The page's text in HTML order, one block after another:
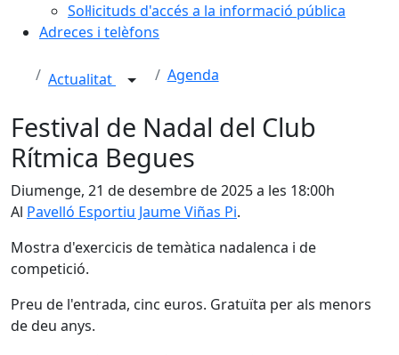
Sol·licituds d'accés a la informació pública
Adreces i telèfons
Actualitat Agenda
Festival de Nadal del Club
Rítmica Begues
Diumenge, 21 de desembre de 2025 a les 18:00h
Al Pavelló Esportiu Jaume Viñas Pi.
Mostra d'exercicis de temàtica nadalenca i de
competició.
Preu de l'entrada, cinc euros. Gratuïta per als menors
de deu anys.